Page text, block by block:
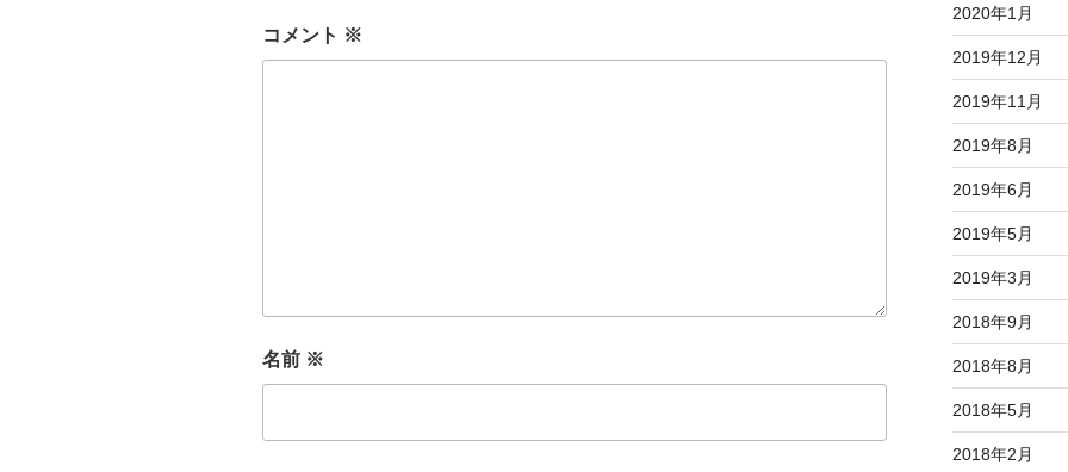
コメント ※
名前 ※
2020年1月
2019年12月
2019年11月
2019年8月
2019年6月
2019年5月
2019年3月
2018年9月
2018年8月
2018年5月
2018年2月